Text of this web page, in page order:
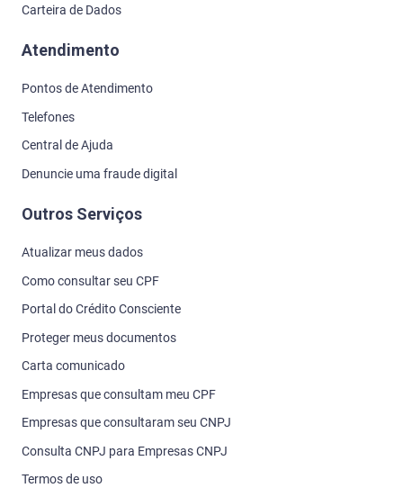
Carteira de Dados
Atendimento
Pontos de Atendimento
Telefones
Central de Ajuda
Denuncie uma fraude digital
Outros Serviços
Atualizar meus dados
Como consultar seu CPF
Portal do Crédito Consciente
Proteger meus documentos
Carta comunicado
Empresas que consultam meu CPF
Empresas que consultaram seu CNPJ
Consulta CNPJ para Empresas CNPJ
Termos de uso